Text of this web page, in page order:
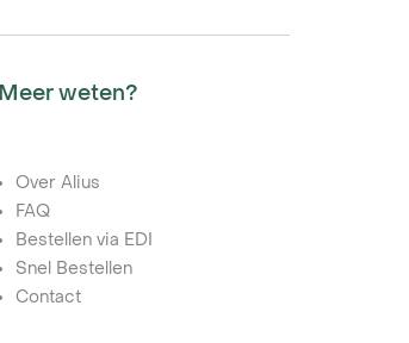
Meer weten?
Over Alius
FAQ
Bestellen via EDI
Snel Bestellen
Contact